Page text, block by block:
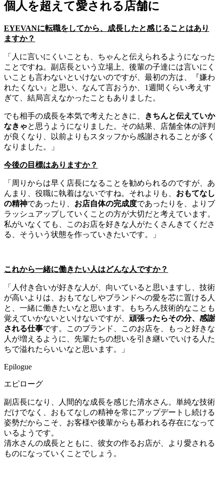
個人を超えて愛される店舗に
EYEVANに転職をしてから、成長したと感じることはあり
ますか？
「人に言いにくいことも、ちゃんと伝えられるようになった
ことですね。副店長という立場上、後輩の子達には言いにく
いことも言わないといけないのですが、最初の方は、『嫌わ
れたくない』と思い、なんて言おうか、1週間くらい考えす
ぎて、結局言えなかったこともありました。
でも相手の成長を本気で考えたときに、
きちんと伝えていか
なきゃと思うようになりました。その結果、店舗全体の評判
が良くなり、以前よりもスタッフから感謝されることが多く
なりました。」
今後の目標はありますか？
「周りからは早く店長になることを勧められるのですが、あ
んまり、役職に執着はないですね。それよりも、 おもてなし
の精神であったり、 お店自体の完成度であったりを、よりブ
ラッシュアップしていくことの方が大切だと考えています。
私がいなくても、このお店を好きな人がたくさんきてくださ
る、そういう状態を作っていきたいです。」
これから一緒に働きたい人はどんな人ですか？
「人付き合いが好きな人が、向いていると思いますし、技術
が高いよりは、おもてなしやブランドへの愛を芯に置ける人
と、一緒に働きたいなと思います。もちろん技術的なことも
覚えていかないといけないですが、 頑張ったらその分、感謝
される仕事です。このブランド、このお店を、もっと好きな
人が増えるように、先輩たちの想いを引き継いでいける人た
ちで溢れたらいいなと思います。」
Epilogue
エピローグ
副店長になり、人間的な成長を感じた清水さん。単純な技術
だけでなく、おもてなしの精神を常にアップデートし続ける
姿勢だからこそ、お客様や後輩からも慕われる存在になって
いるようです。
清水さんの成長とともに、彼女の作るお店が、より愛される
ものになっていくことでしょう。